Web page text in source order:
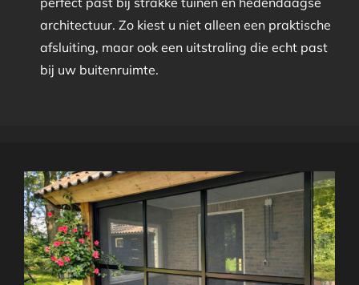
architectuur. Zo kiest u niet alleen een praktische
afsluiting, maar ook een uitstraling die echt past
bij uw buitenruimte.